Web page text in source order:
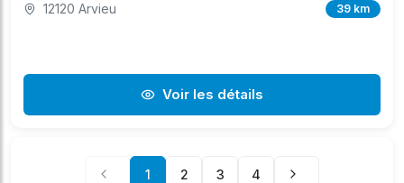
12120 Arvieu 39 km
Voir les détails
1 2 3 4